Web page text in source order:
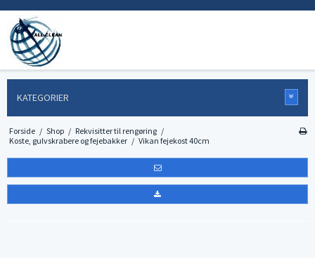
KATEGORIER
Forside / Shop / Rekvisitter til rengøring /
Koste, gulvskrabere og fejebakker / Vikan fejekost 40cm